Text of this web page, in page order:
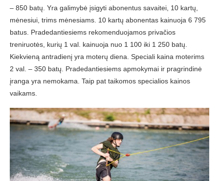
– 850 batų. Yra galimybė įsigyti abonentus savaitei, 10 kartų,
mėnesiui, trims mėnesiams. 10 kartų abonentas kainuoja 6 795
batus. Pradedantiesiems rekomenduojamos privačios
treniruotės, kurių 1 val. kainuoja nuo 1 100 iki 1 250 batų.
Kiekvieną antradienį yra moterų diena. Speciali kaina moterims
2 val. – 350 batų. Pradedantiesiems apmokymai ir pragrindinė
įranga yra nemokama. Taip pat taikomos specialios kainos
vaikams.